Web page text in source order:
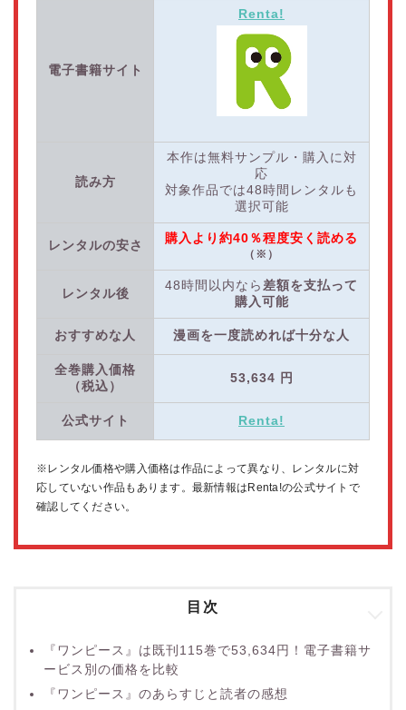
電子書籍サイト
Renta!
読み方
本作は無料サンプル・購入に対
応
対象作品では48時間レンタルも
選択可能
レンタルの安さ
購入より約40％程度安く読める
（※）
レンタル後
48時間以内なら 差額を支払って
購入可能
おすすめな人 漫画を一度読めれば十分な人
全巻購入価格
（税込）
53,634 円
公式サイト Renta!
※レンタル価格や購入価格は作品によって異なり、レンタルに対
応していない作品もあります。最新情報はRenta!の公式サイトで
確認してください。
目次
『ワンピース』は既刊115巻で53,634円！電子書籍サ
ービス別の価格を比較
『ワンピース』のあらすじと読者の感想